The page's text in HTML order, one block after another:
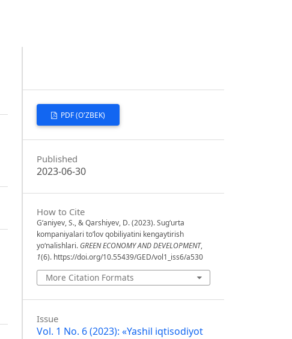
PDF (O'ZBEK)
Published
2023-06-30
How to Cite
G‘aniyev, S., & Qarshiyev, D. (2023). Sug‘urta
kompaniyalari to‘lov qobiliyatini kengaytirish
yo‘nalishlari. GREEN ECONOMY AND DEVELOPMENT,
1(6). https://doi.org/10.55439/GED/vol1_iss6/a530
More Citation Formats
Issue
Vol. 1 No. 6 (2023): «Yashil iqtisodiyot